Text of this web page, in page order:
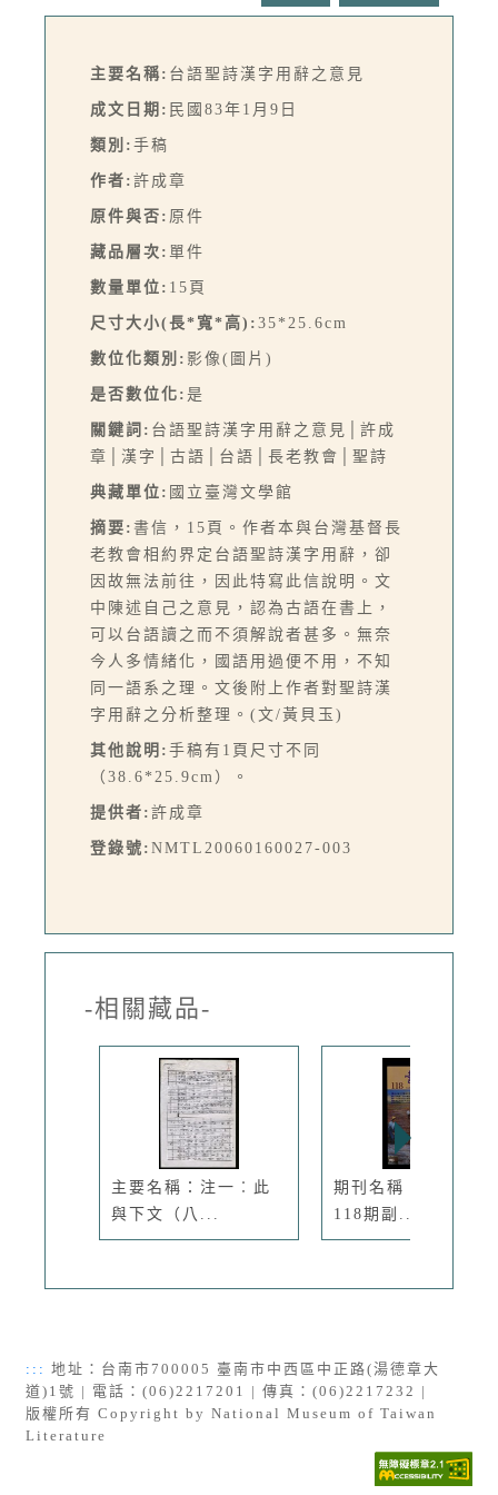
主要名稱: 台語聖詩漢字用辭之意見
成文日期: 民國83年1月9日
類別: 手稿
作者: 許成章
原件與否: 原件
藏品層次: 單件
數量單位: 15頁
尺寸大小(長*寬*高): 35*25.6cm
數位化類別: 影像(圖片)
是否數位化: 是
關鍵詞: 台語聖詩漢字用辭之意見│許成
章│漢字│古語│台語│長老教會│聖詩
典藏單位: 國立臺灣文學館
摘要: 書信，15頁。作者本與台灣基督長
老教會相約界定台語聖詩漢字用辭，卻
因故無法前往，因此特寫此信說明。文
中陳述自己之意見，認為古語在書上，
可以台語讀之而不須解說者甚多。無奈
今人多情緒化，國語用過便不用，不知
同一語系之理。文後附上作者對聖詩漢
字用辭之分析整理。(文/黃貝玉)
其他說明: 手稿有1頁尺寸不同
（38.6*25.9cm）。
提供者: 許成章
登錄號: NMTL20060160027-003
-相關藏品-
主要名稱：注一︰此
與下文（八...
期刊名稱：臺灣文藝
118期副...
::: 地址：台南市700005 臺南市中西區中正路(湯德章大
道)1號 | 電話：(06)2217201 | 傳真：(06)2217232 |
版權所有 Copyright by National Museum of Taiwan
Literature